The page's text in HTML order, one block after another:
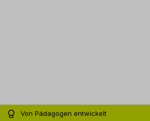
Von Pädagogen entwickelt